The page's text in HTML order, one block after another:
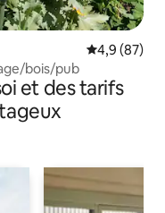
Évaluation
4,9 (87)
bois/pub
et des tarifs